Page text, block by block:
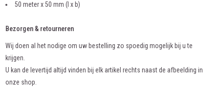
50 meter x 50 mm (l x b)
Bezorgen & retourneren
Wij doen al het nodige om uw bestelling zo spoedig mogelijk bij u te
krijgen.
U kan de levertijd altijd vinden bij elk artikel rechts naast de afbeelding in
onze shop.